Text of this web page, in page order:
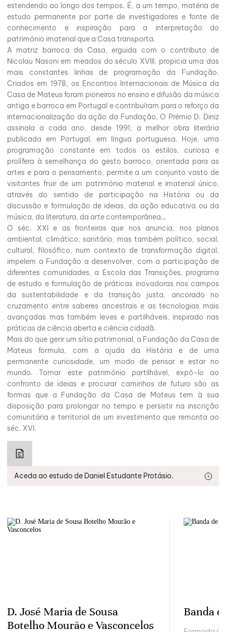
estendendo ao longo dos tempos. É, a um tempo, matéria de
estudo permanente por parte de investigadores e fonte de
conhecimento e inspiração para a interpretação do
património imaterial que a Casa transporta.
A matriz barroca da Casa, erguida com o contributo de
Nicolau Nasoni em meados do século XVIII, propicia uma das
mais constantes linhas de programação da Fundação.
Criados em 1978, os Encontros Internacionais de Música da
Casa de Mateus foram pioneiros no ensino e difusão da música
antiga e barroca em Portugal e contribuíram para o reforço da
internacionalização da ação da Fundação. O Prémio D. Diniz
assinala a cada ano, desde 1991, a melhor obra literária
publicada em Portugal, em língua portuguesa. Hoje, uma
programação constante em todos os estilos, curiosa e
prolífera à semelhança do gesto barroco, orientada para as
artes e para o pensamento, permite a um conjunto vasto de
visitantes fruir de um património material e imaterial único,
através do sentido de participação na História ou da
discussão e formulação de ideias, da ação educativa ou da
música, da literatura, da arte contemporânea…
O séc. XXI e as fronteiras que nos anuncia, nos planos
ambiental, climático, sanitário, mas também político, social,
cultural, filosófico, num contexto de transformação digital,
impelem a Fundação a desenvolver, com a participação de
diferentes comunidades, a Escola das Transições, programa
de estudo e formulação de práticas inovadoras nos campos
da sustentabilidade e da transição justa, ancorado no
cruzamento entre saberes ancestrais e as tecnologias mais
avançadas mas também leves e partilháveis, inspirado nas
práticas de ciência aberta e ciência cidadã.
Mais do que gerir um sítio patrimonial, a Fundação da Casa de
Mateus formula, com a ajuda da História e de uma
permanente curiosidade, um modo de pensar e estar no
mundo. Tornar este património partilhável, expô-lo ao
confronto de ideias e procurar caminhos de futuro são as
formas que a Fundação da Casa de Mateus tem à sua
disposição para prolongar no tempo e persistir na inscrição
comunitária e territorial de um investimento que remonta ao
séc. XVI.
Aceda ao estudo de Daniel Estudante Protásio.
D. José Maria de Sousa
Botelho Mourão e Vasconcelos
Banda